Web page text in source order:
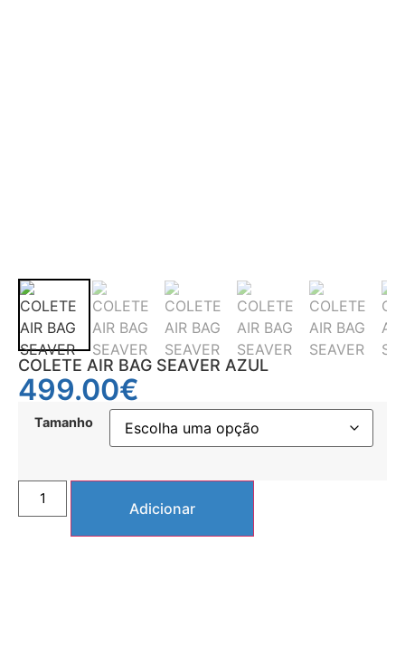
COLETE AIR BAG SEAVER AZUL
499.00€
Tamanho
Adicionar